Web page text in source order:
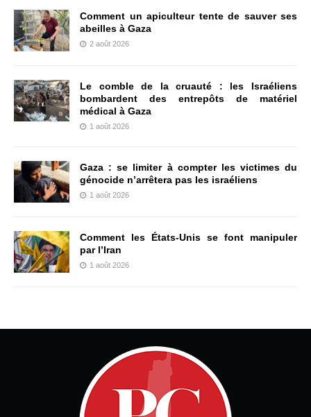
Comment un apiculteur tente de sauver ses
abeilles à Gaza
2 août 2026
Le comble de la cruauté : les Israéliens
bombardent des entrepôts de matériel
médical à Gaza
1 août 2026
Gaza : se limiter à compter les victimes du
génocide n’arrêtera pas les israéliens
1 août 2026
Comment les États-Unis se font manipuler
par l’Iran
1 août 2026